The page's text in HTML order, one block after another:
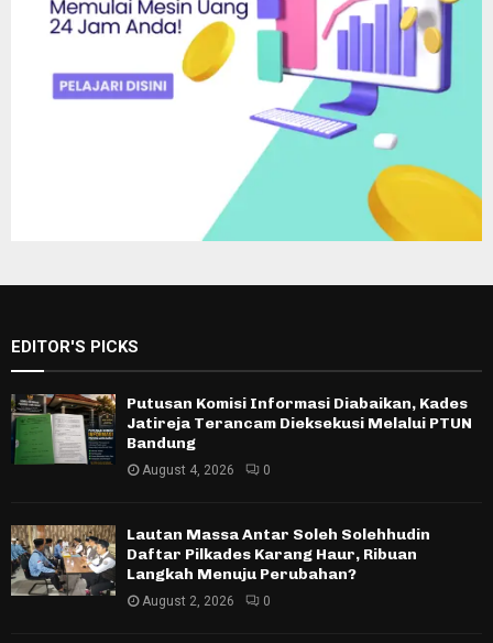
EDITOR'S PICKS
Putusan Komisi Informasi Diabaikan, Kades
Jatireja Terancam Dieksekusi Melalui PTUN
Bandung
August 4, 2026 0
Lautan Massa Antar Soleh Solehhudin
Daftar Pilkades Karang Haur, Ribuan
Langkah Menuju Perubahan?
August 2, 2026 0